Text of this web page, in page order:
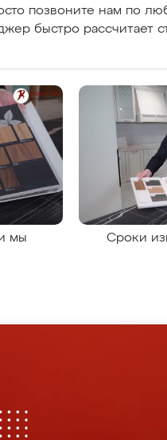
позвоните нам по
быстро рассчитает
мы
Сроки